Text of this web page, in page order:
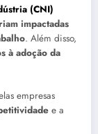
(CNI)
impactadas
. Além disso,
à adoção da
empresas
e a